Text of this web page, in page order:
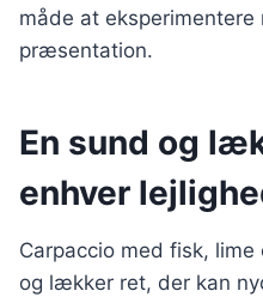
måde at eksperimentere
præsentation.
En sund og
enhver
Carpaccio med fisk,
og lækker ret, der kan